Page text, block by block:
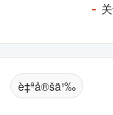
è‡ªå®šä¹‰